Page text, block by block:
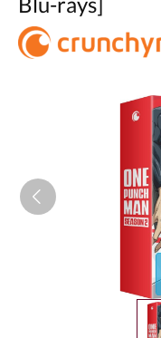
Bildergalerie überspringen